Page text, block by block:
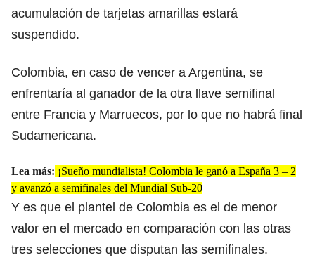
acumulación de tarjetas amarillas estará
suspendido.
Colombia, en caso de vencer a Argentina, se
enfrentaría al ganador de la otra llave semifinal
entre Francia y Marruecos, por lo que no habrá final
Sudamericana.
Lea más: ¡Sueño mundialista! Colombia le ganó a España 3 – 2
y avanzó a semifinales del Mundial Sub-20
Y es que el plantel de Colombia es el de menor
valor en el mercado en comparación con las otras
tres selecciones que disputan las semifinales.